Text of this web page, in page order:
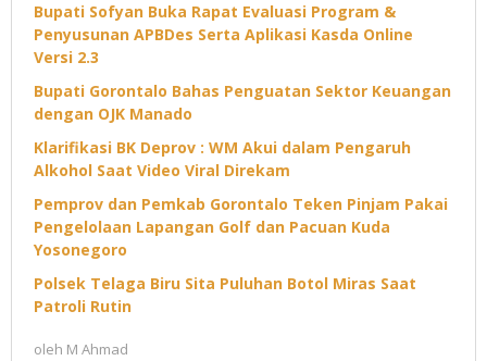
Bupati Sofyan Buka Rapat Evaluasi Program &
Penyusunan APBDes Serta Aplikasi Kasda Online
Versi 2.3
Bupati Gorontalo Bahas Penguatan Sektor Keuangan
dengan OJK Manado
Klarifikasi BK Deprov : WM Akui dalam Pengaruh
Alkohol Saat Video Viral Direkam
Pemprov dan Pemkab Gorontalo Teken Pinjam Pakai
Pengelolaan Lapangan Golf dan Pacuan Kuda
Yosonegoro
Polsek Telaga Biru Sita Puluhan Botol Miras Saat
Patroli Rutin
oleh M Ahmad